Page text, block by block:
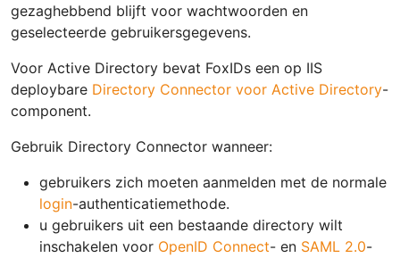
gezaghebbend blijft voor wachtwoorden en
geselecteerde gebruikersgegevens.
Voor Active Directory bevat FoxIDs een op IIS
deploybare Directory Connector voor Active Directory-
component.
Gebruik Directory Connector wanneer:
gebruikers zich moeten aanmelden met de normale
login-authenticatiemethode.
u gebruikers uit een bestaande directory wilt
inschakelen voor OpenID Connect- en SAML 2.0-